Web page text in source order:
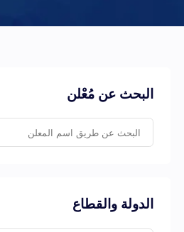
البحث عن مُعْلن
الدولة والقطاع